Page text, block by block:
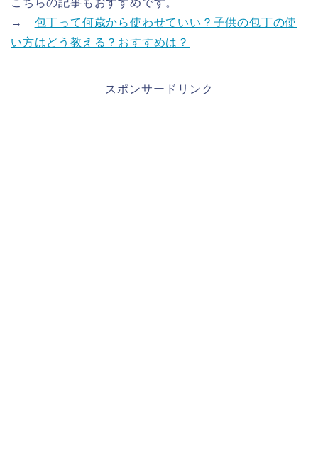
こちらの記事もおすすめです。
→ 包丁って何歳から使わせていい？子供の包丁の使
い方はどう教える？おすすめは？
スポンサードリンク